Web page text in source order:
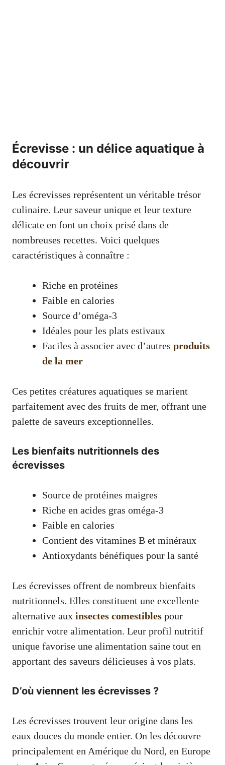
Écrevisse : un délice aquatique à
découvrir
Les écrevisses représentent un véritable trésor
culinaire. Leur saveur unique et leur texture
délicate en font un choix prisé dans de
nombreuses recettes. Voici quelques
caractéristiques à connaître :
Riche en protéines
Faible en calories
Source d’oméga-3
Idéales pour les plats estivaux
Faciles à associer avec d’autres produits
de la mer
Ces petites créatures aquatiques se marient
parfaitement avec des fruits de mer, offrant une
palette de saveurs exceptionnelles.
Les bienfaits nutritionnels des
écrevisses
Source de protéines maigres
Riche en acides gras oméga-3
Faible en calories
Contient des vitamines B et minéraux
Antioxydants bénéfiques pour la santé
Les écrevisses offrent de nombreux bienfaits
nutritionnels. Elles constituent une excellente
alternative aux insectes comestibles pour
enrichir votre alimentation. Leur profil nutritif
unique favorise une alimentation saine tout en
apportant des saveurs délicieuses à vos plats.
D’où viennent les écrevisses ?
Les écrevisses trouvent leur origine dans les
eaux douces du monde entier. On les découvre
principalement en Amérique du Nord, en Europe